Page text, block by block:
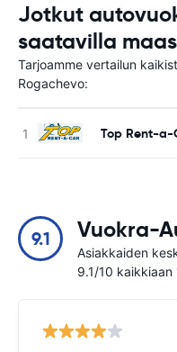
Jotkut
saatavilla
Tarjoamme vertailun
Rogachevo:
Top Rent-a-
9.1 Vuokra-
Asiakkaiden
9.1/10